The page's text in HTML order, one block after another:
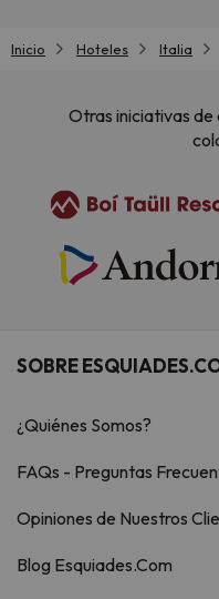
Inicio Hoteles Italia
Otras iniciativas de
SOBRE
¿Quiénes Somos?
FAQs - Preguntas
Opiniones de Nuestros
Blog Esquiades.Com